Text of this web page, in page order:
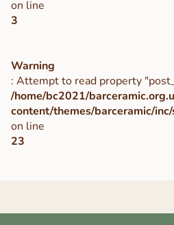
on line
3
Warning
: Attempt to read property
/home/bc2021/
content/themes/barceramic/
on line
23